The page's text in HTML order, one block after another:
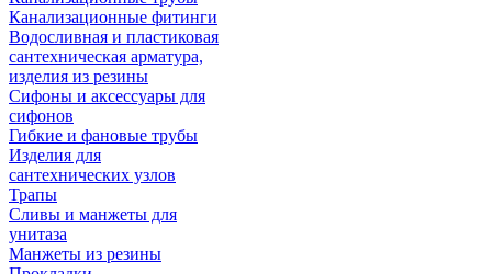
Канализационные фитинги
Водосливная и пластиковая
сантехническая арматура,
изделия из резины
Сифоны и аксессуары для
сифонов
Гибкие и фановые трубы
Изделия для
сантехнических узлов
Трапы
Сливы и манжеты для
унитаза
Манжеты из резины